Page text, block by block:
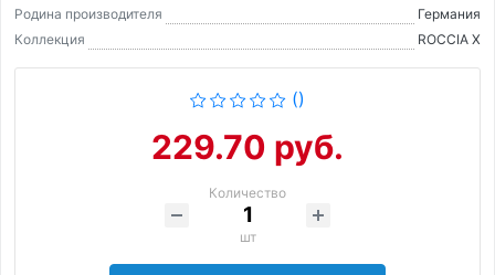
Родина производителя
Германия
Коллекция
ROCCIA X
()
229.70 руб.
Количество
шт